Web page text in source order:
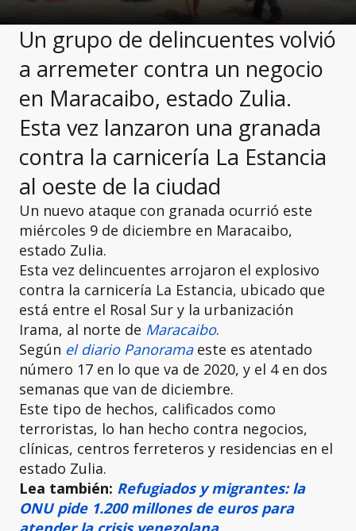
Un grupo de delincuentes volvió
a arremeter contra un negocio
en Maracaibo, estado Zulia.
Esta vez lanzaron una granada
contra la carnicería La Estancia
al oeste de la ciudad
Un nuevo ataque con granada ocurrió este
miércoles 9 de diciembre en Maracaibo,
estado Zulia.
Esta vez delincuentes arrojaron el explosivo
contra la carnicería La Estancia, ubicado que
está entre el Rosal Sur y la urbanización
Irama, al norte de Maracaibo.
Según el diario Panoramaeste es atentado
número 17 en lo que va de 2020, y el 4 en dos
semanas que van de diciembre.
Este tipo de hechos, calificados como
terroristas, lo han hecho contra negocios,
clínicas, centros ferreteros y residencias en el
estado Zulia.
Lea también: Refugiados y migrantes: la
ONU pide 1.200 millones de euros para